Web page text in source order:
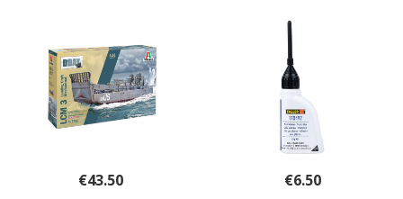
€43.50 €6.50